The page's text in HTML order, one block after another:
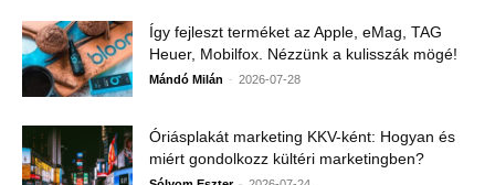
Így fejleszt terméket az Apple, eMag, TAG
Heuer, Mobilfox. Nézzünk a kulisszák mögé!
Mándó Milán - 2026-07-28
Óriásplakát marketing KKV-ként: Hogyan és
miért gondolkozz kültéri marketingben?